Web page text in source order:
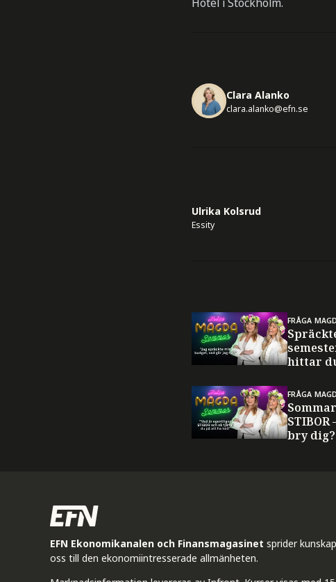
Clara Alanko
clara.alanko@efn.se
Ulrika Kolsrud
Essity
FRÅGA
hittar
FRÅGA
bry dig?
EFN Ekonomikanalen och Finansmagasinet sprider
oss till den ekonomiintresserade allmänheten.